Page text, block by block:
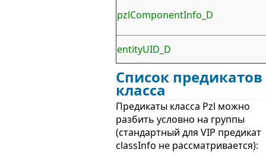
pzlComponentInfo_D
entityUID_D
Список предикатов
класса
Предикаты класса Pzl можно
разбить условно на группы
(стандартный для VIP предикат
classInfo не рассматривается):